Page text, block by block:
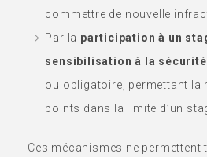
commettre de nouvelle
Par la participation à un
sensibilisation à la
ou obligatoire, permettant la
points dans la limite d’un
Ces mécanismes ne permettent